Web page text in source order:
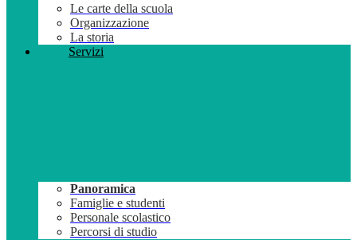
Le carte della scuola
Organizzazione
La storia
Servizi
Panoramica
Famiglie e studenti
Personale scolastico
Percorsi di studio